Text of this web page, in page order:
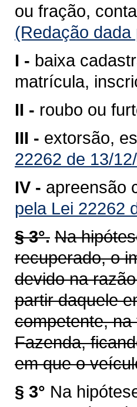
ou fração,
(Redação
I - baixa
matrícula,
II - roubo ou
III - extorsão,
22262 de 13/
IV - apreensão
pela Lei 22262
§ 3°. Na
recuperado, o
devido na
partir daquele
competente,
Fazenda,
em que o
§ 3° Na